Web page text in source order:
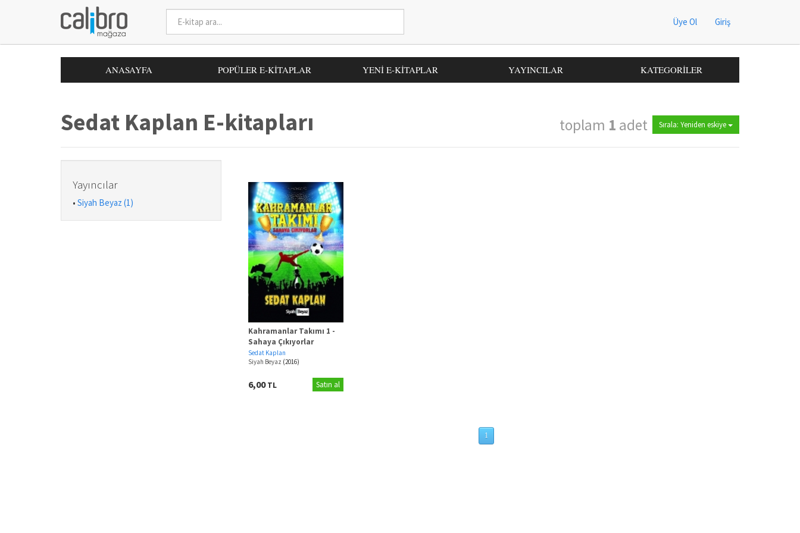
Üye Ol Giriş
ANASAYFA POPÜLER E-KİTAPLAR YENİ E-KİTAPLAR YAYINCILAR KATEGORİLER
Sedat Kaplan E-kitapları toplam 1 adet Sırala: Yeniden eskiye
Yayıncılar
• Siyah Beyaz (1)
Kahramanlar Takımı 1 -
Sahaya Çıkıyorlar
Sedat Kaplan
Siyah Beyaz (2016)
6,00TL Satın al
1